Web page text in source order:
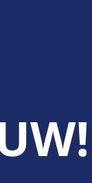
qu'avec une carte